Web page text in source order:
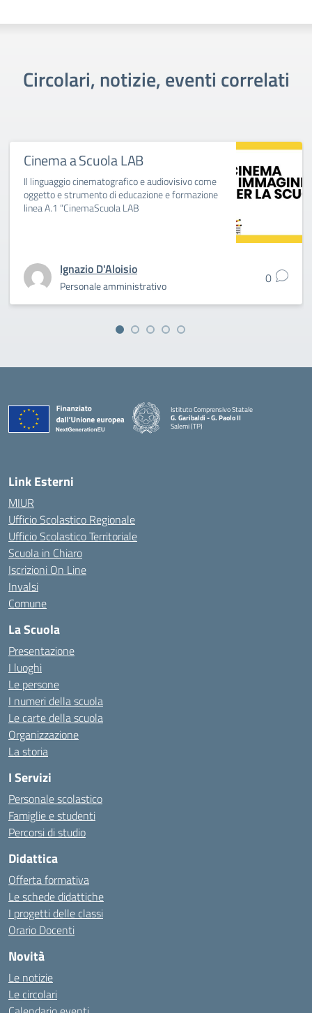
Circolari, notizie, eventi correlati
Cinema a Scuola LAB
Il linguaggio cinematografico e audiovisivo come
oggetto e strumento di educazione e formazione
linea A.1 “CinemaScuola LAB
Ignazio D'Aloisio
Personale amministrativo 0
Istituto Comprensivo Statale
G. Garibaldi - G. Paolo II
Salemi (TP)
Link Esterni
MIUR
Ufficio Scolastico Regionale
Ufficio Scolastico Territoriale
Scuola in Chiaro
Iscrizioni On Line
Invalsi
Comune
La Scuola
Presentazione
I luoghi
Le persone
I numeri della scuola
Le carte della scuola
Organizzazione
La storia
I Servizi
Personale scolastico
Famiglie e studenti
Percorsi di studio
Didattica
Offerta formativa
Le schede didattiche
I progetti delle classi
Orario Docenti
Novità
Le notizie
Le circolari